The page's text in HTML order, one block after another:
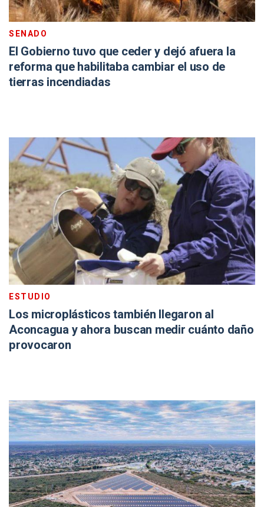
SENADO
El Gobierno tuvo que ceder y dejó afuera la
reforma que habilitaba cambiar el uso de
tierras incendiadas
ESTUDIO
Los microplásticos también llegaron al
Aconcagua y ahora buscan medir cuánto daño
provocaron